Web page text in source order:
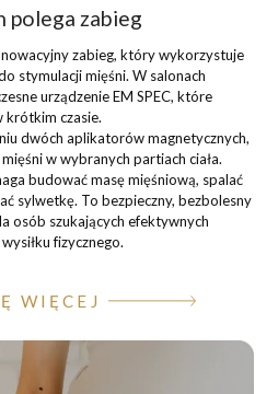
polega zabieg
zabieg, który wykorzystuje
stymulacji mięśni. W salonach
urządzenie EM SPEC, które
krótkim czasie.
dwóch aplikatorów magnetycznych,
w wybranych partiach ciała.
budować masę mięśniową, spalać
sylwetkę. To bezpieczny, bezbolesny
osób szukających efektywnych
fizycznego.
WIĘCEJ